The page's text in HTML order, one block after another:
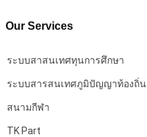
Our Services
ระบบสาสนเทศทุนการศึกษา
ระบบสารสนเทศภูมิปัญญาท้องถิ่น
สนามกีฬา
TK Part